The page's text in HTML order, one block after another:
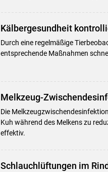
Kälbergesundheit
Durch eine regelmäßige
entsprechende Maßnahmen
Melkzeug-
Die
Kuh während des Melkens zu
effektiv.
Schlauchlüftungen im